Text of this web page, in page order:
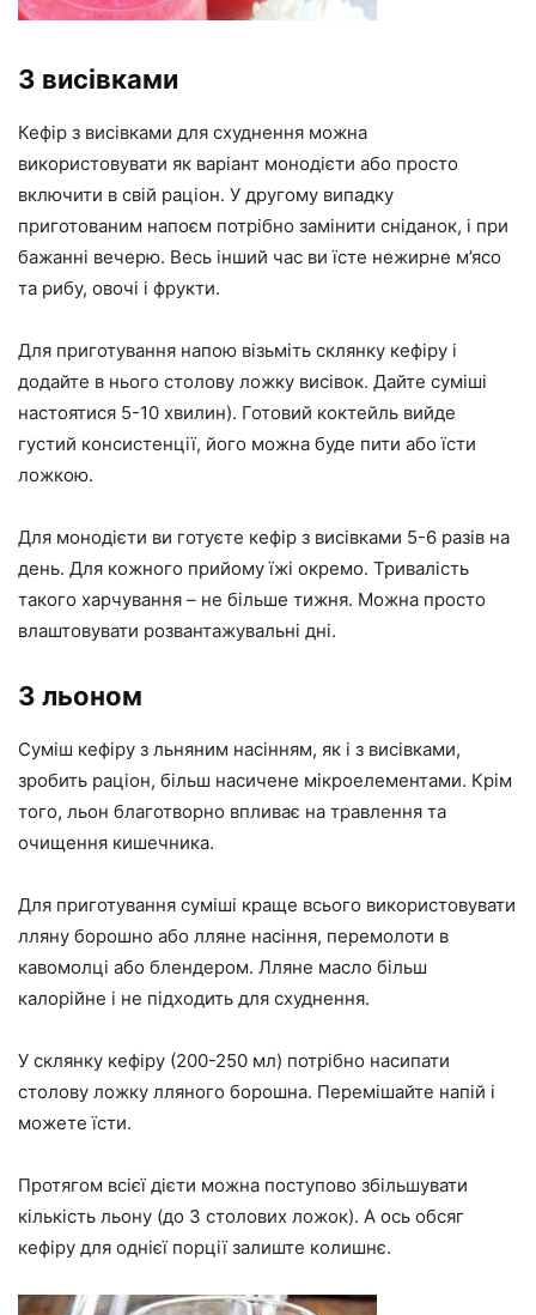
З висівками
Кефір з висівками для схуднення можна
використовувати як варіант монодієти або просто
включити в свій раціон. У другому випадку
приготованим напоєм потрібно замінити сніданок, і при
бажанні вечерю. Весь інший час ви їсте нежирне м’ясо
та рибу, овочі і фрукти.
Для приготування напою візьміть склянку кефіру і
додайте в нього столову ложку висівок. Дайте суміші
настоятися 5-10 хвилин). Готовий коктейль вийде
густий консистенції, його можна буде пити або їсти
ложкою.
Для монодієти ви готуєте кефір з висівками 5-6 разів на
день. Для кожного прийому їжі окремо. Тривалість
такого харчування – не більше тижня. Можна просто
влаштовувати розвантажувальні дні.
З льоном
Суміш кефіру з льняним насінням, як і з висівками,
зробить раціон, більш насичене мікроелементами. Крім
того, льон благотворно впливає на травлення та
очищення кишечника.
Для приготування суміші краще всього використовувати
лляну борошно або лляне насіння, перемолоти в
кавомолці або блендером. Лляне масло більш
калорійне і не підходить для схуднення.
У склянку кефіру (200-250 мл) потрібно насипати
столову ложку лляного борошна. Перемішайте напій і
можете їсти.
Протягом всієї дієти можна поступово збільшувати
кількість льону (до 3 столових ложок). А ось обсяг
кефіру для однієї порції залиште колишнє.